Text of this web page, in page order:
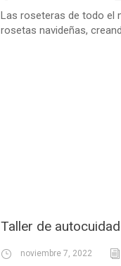
Las roseteras de todo el
rosetas navideñas,
Taller de
noviembre 7, 2022